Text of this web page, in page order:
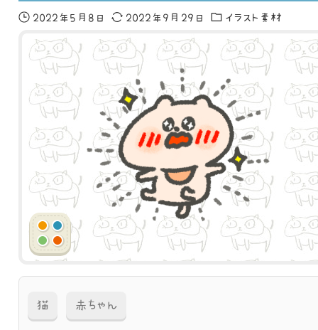
2022年5月8日 2022年9月29日 イラスト素材
猫 赤ちゃん